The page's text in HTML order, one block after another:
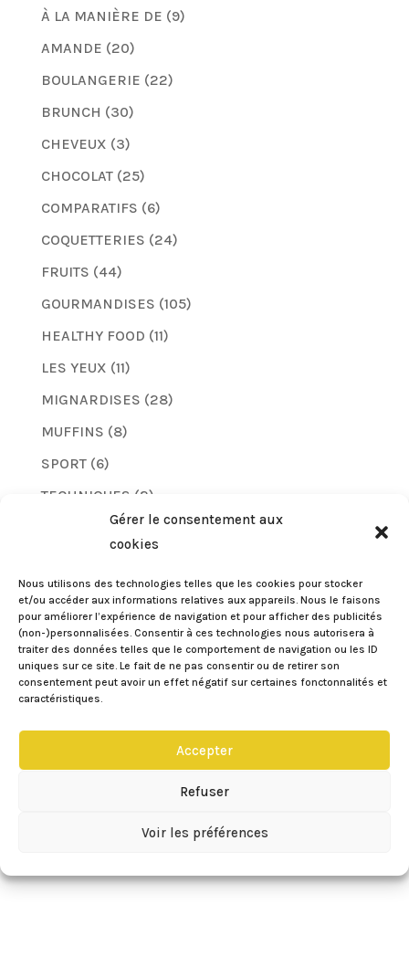
Gérer le consentement aux
cookies
Nous utilisons des technologies telles que les cookies pour stocker
et/ou accéder aux informations relatives aux appareils. Nous le faisons
pour améliorer l’expérience de navigation et pour afficher des publicités
(non-)personnalisées. Consentir à ces technologies nous autorisera à
traiter des données telles que le comportement de navigation ou les ID
uniques sur ce site. Le fait de ne pas consentir ou de retirer son
consentement peut avoir un effet négatif sur certaines fonctonnalités et
caractéristiques.
Accepter
Refuser
Voir les préférences
À LA MANIÈRE DE (9)
AMANDE (20)
BOULANGERIE (22)
BRUNCH (30)
CHEVEUX (3)
CHOCOLAT(25)
COMPARATIFS (6)
COQUETTERIES (24)
FRUITS (44)
GOURMANDISES (105)
HEALTHY FOOD (11)
LES YEUX (11)
MIGNARDISES (28)
MUFFINS (8)
SPORT(6)
TECHNIQUES (2)